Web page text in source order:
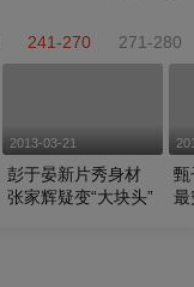
241-270 271-280
2013-03-21
彭于晏新片秀身材
张家辉疑变“大块头”
甄
最